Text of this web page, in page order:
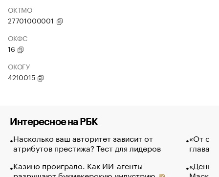
ОКТМО
27701000001
ОКФС
16
ОКОГУ
4210015
Интересное на РБК
Насколько ваш авторитет зависит от
атрибутов престижа? Тест для лидеров
Казино проиграло. Как ИИ-агенты
«От
глава